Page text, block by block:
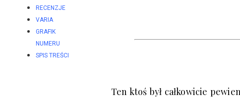
RECENZJE
VARIA
GRAFIK
NUMERU
SPIS TREŚCI
Ten ktoś był całkowicie